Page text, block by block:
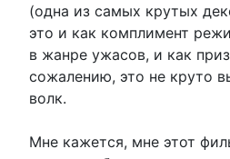
(одна из самых крутых
это и как комплимент
в жанре ужасов, и как
сожалению, это не круто
волк.
Мне кажется, мне этот